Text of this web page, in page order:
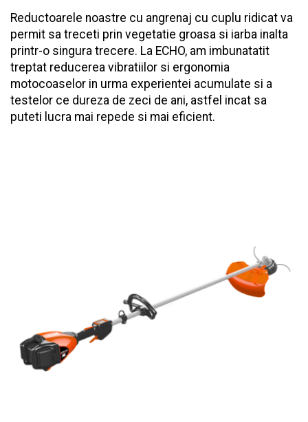
Reductoarele noastre cu angrenaj cu cuplu ridicat va
permit sa treceti prin vegetatie groasa si iarba inalta
printr-o singura trecere. La ECHO, am imbunatatit
treptat reducerea vibratiilor si ergonomia
motocoaselor in urma experientei acumulate si a
testelor ce dureza de zeci de ani, astfel incat sa
puteti lucra mai repede si mai eficient.